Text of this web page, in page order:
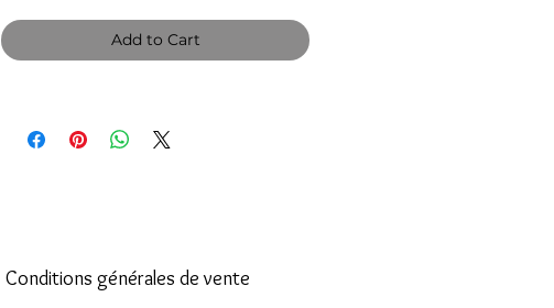
Add to Cart
Conditions générales de vente